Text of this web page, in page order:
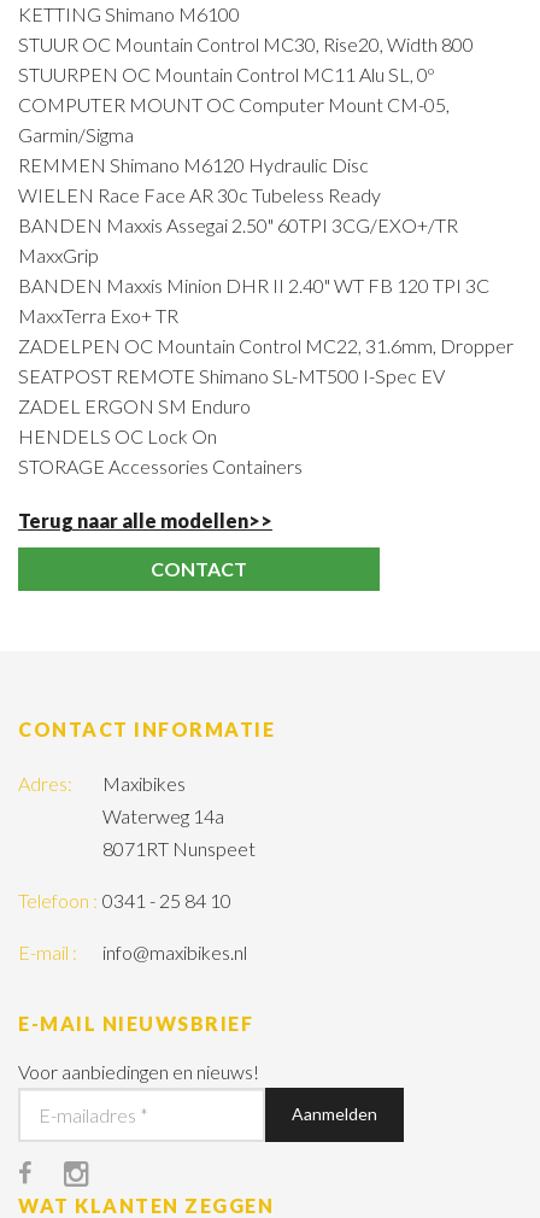
KETTING Shimano M6100
STUUR OC Mountain Control MC30, Rise20, Width 800
STUURPEN OC Mountain Control MC11 Alu SL, 0º
COMPUTER MOUNT OC Computer Mount CM-05,
Garmin/Sigma
REMMEN Shimano M6120 Hydraulic Disc
WIELEN Race Face AR 30c Tubeless Ready
BANDEN Maxxis Assegai 2.50" 60TPI 3CG/EXO+/TR
MaxxGrip
BANDEN Maxxis Minion DHR II 2.40" WT FB 120 TPI 3C
MaxxTerra Exo+ TR
ZADELPEN OC Mountain Control MC22, 31.6mm, Dropper
SEATPOST REMOTE Shimano SL-MT500 I-Spec EV
ZADEL ERGON SM Enduro
HENDELS OC Lock On
STORAGE Accessories Containers
Terug naar alle modellen>>
CONTACT
CONTACT INFORMATIE
Adres:
Maxibikes
Waterweg 14a
8071RT Nunspeet
Telefoon : 0341 - 25 84 10
E-mail : info@maxibikes.nl
E-MAIL NIEUWSBRIEF
Voor aanbiedingen en nieuws!
WAT KLANTEN ZEGGEN